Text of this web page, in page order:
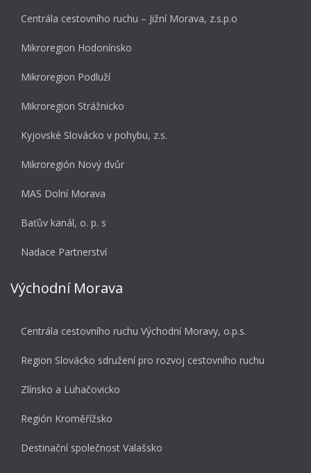
Centrála cestovního ruchu – Jižní Morava, z.s.p.o
Mikroregion Hodonínsko
Mikroregion Podluží
Mikroregion Strážnicko
Kyjovské Slovácko v pohybu, z.s.
Mikroregión Nový dvůr
MAS Dolní Morava
Baťův kanál, o. p. s
Nadace Partnerství
Východní Morava
Centrála cestovního ruchu Východní Moravy, o.p.s.
Region Slovácko sdružení pro rozvoj cestovního ruchu
Zlínsko a Luhačovicko
Región Kroměřížsko
Destinační společnost Valašsko